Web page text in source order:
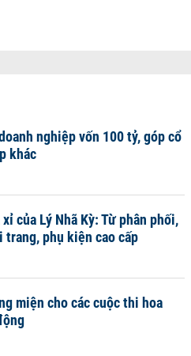
nghiệp vốn 100 tỷ, góp cổ
khác
của Lý Nhã Kỳ: Từ phân phối,
phụ kiện cao cấp
miện cho các cuộc thi hoa